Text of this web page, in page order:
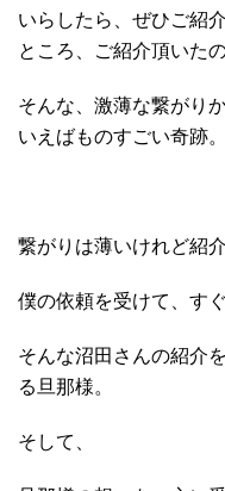
いらしたら、ぜひご紹
ところ、ご紹介頂いた
そんな、激薄な繋がり
いえばものすごい奇跡。
繋がりは薄いけれど紹
僕の依頼を受けて、す
そんな沼田さんの紹介
る旦那様。
そして、